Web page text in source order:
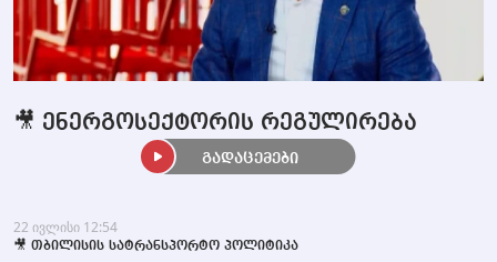
22 ივლისი 12:54
🎥 თბილისის სატრანსპორტო პოლიტიკა
🎥 ენერგოსექტორის რეგულირება
გადაცემები